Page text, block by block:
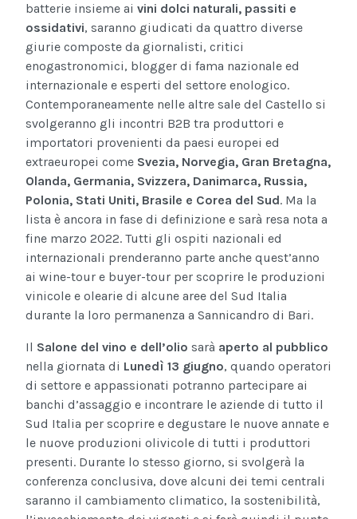
batterie insieme ai vini dolci naturali, passiti e
ossidativi, saranno giudicati da quattro diverse
giurie composte da giornalisti, critici
enogastronomici, blogger di fama nazionale ed
internazionale e esperti del settore enologico.
Contemporaneamente nelle altre sale del Castello si
svolgeranno gli incontri B2B tra produttori e
importatori provenienti da paesi europei ed
extraeuropei come Svezia, Norvegia, Gran Bretagna,
Olanda, Germania, Svizzera, Danimarca, Russia,
Polonia, Stati Uniti, Brasile e Corea del Sud. Ma la
lista è ancora in fase di definizione e sarà resa nota a
fine marzo 2022. Tutti gli ospiti nazionali ed
internazionali prenderanno parte anche quest’anno
ai wine-tour e buyer-tour per scoprire le produzioni
vinicole e olearie di alcune aree del Sud Italia
durante la loro permanenza a Sannicandro di Bari.
Il Salone del vino e dell’olio sarà aperto al pubblico
nella giornata di Lunedì 13 giugno, quando operatori
di settore e appassionati potranno partecipare ai
banchi d’assaggio e incontrare le aziende di tutto il
Sud Italia per scoprire e degustare le nuove annate e
le nuove produzioni olivicole di tutti i produttori
presenti. Durante lo stesso giorno, si svolgerà la
conferenza conclusiva, dove alcuni dei temi centrali
saranno il cambiamento climatico, la sostenibilità,